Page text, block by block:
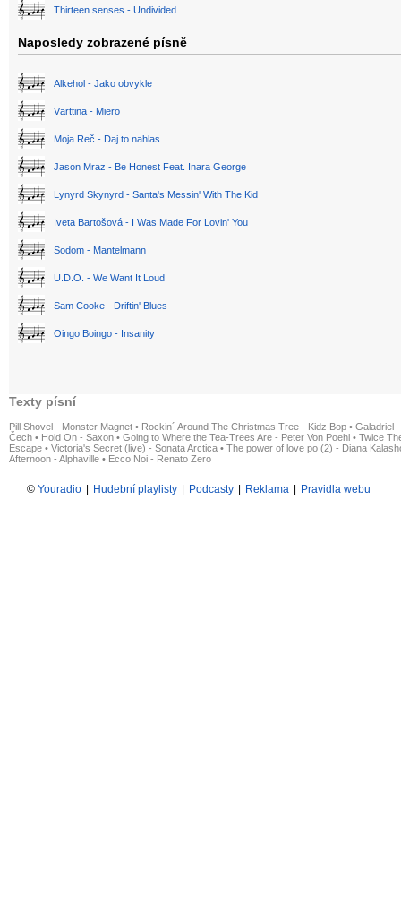
Thirteen senses - Undivided
Naposledy zobrazené písně
Alkehol - Jako obvykle
Värttinä - Miero
Moja Reč - Daj to nahlas
Jason Mraz - Be Honest Feat. Inara George
Lynyrd Skynyrd - Santa's Messin' With The Kid
Iveta Bartošová - I Was Made For Lovin' You
Sodom - Mantelmann
U.D.O. - We Want It Loud
Sam Cooke - Driftin' Blues
Oingo Boingo - Insanity
Texty písní
Pill Shovel - Monster Magnet • Rockin´ Around The Christmas Tree - Kidz Bop • Galadriel
Čech • Hold On - Saxon • Going to Where the Tea-Trees Are - Peter Von Poehl • Twice
Escape • Victoria's Secret (live) - Sonata Arctica • The power of love po (2) - Diana
Afternoon - Alphaville • Ecco Noi - Renato Zero
© Youradio Hudební playlisty Podcasty Reklama Pravidla webu